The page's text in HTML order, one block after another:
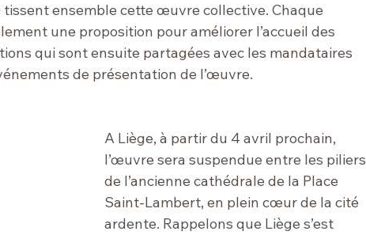
tissent ensemble cette œuvre collective. Chaque
une proposition pour améliorer l’accueil des
qui sont ensuite partagées avec les mandataires
de présentation de l’œuvre.
A Liège, à partir du 4 avril prochain,
l’œuvre sera suspendue entre les piliers
de l’ancienne cathédrale de la Place
Saint-Lambert, en plein cœur de la cité
ardente. Rappelons que Liège s’est